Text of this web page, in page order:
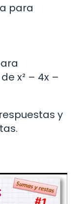
para
x² – 4x –
y